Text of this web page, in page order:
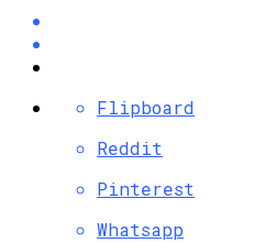
Flipboard
Reddit
Pinterest
Whatsapp